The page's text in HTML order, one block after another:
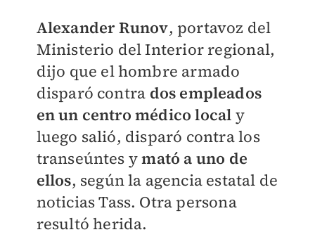
Alexander Runov, portavoz del
Ministerio del Interior regional,
dijo que el hombre armado
disparó contra dos empleados
en un centro médico local y
luego salió, disparó contra los
transeúntes ymató a uno de
ellos, según la agencia estatal de
noticias Tass. Otra persona
resultó herida.